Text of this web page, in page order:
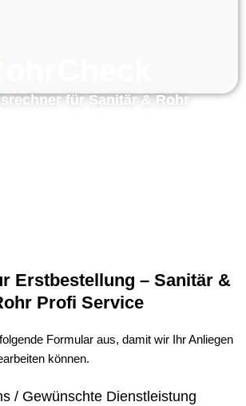
für Sanitär & Rohr
Erstbestellung – Sanitär &
Profi Service
Formular aus, damit wir Ihr Anliegen
können.
/ Gewünschte Dienstleistung